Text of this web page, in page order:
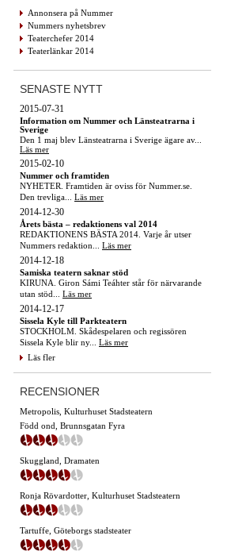
Annonsera på Nummer
Nummers nyhetsbrev
Teaterchefer 2014
Teaterlänkar 2014
SENASTE NYTT
2015-07-31
Information om Nummer och Länsteatrarna i
Sverige
Den 1 maj blev Länsteatrarna i Sverige ägare av...
Läs mer
2015-02-10
Nummer och framtiden
NYHETER. Framtiden är oviss för Nummer.se.
Den trevliga... Läs mer
2014-12-30
Årets bästa – redaktionens val 2014
REDAKTIONENS BÄSTA 2014. Varje år utser
Nummers redaktion... Läs mer
2014-12-18
Samiska teatern saknar stöd
KIRUNA. Giron Sámi Teáhter står för närvarande
utan stöd... Läs mer
2014-12-17
Sissela Kyle till Parkteatern
STOCKHOLM. Skådespelaren och regissören
Sissela Kyle blir ny... Läs mer
Läs fler
RECENSIONER
Metropolis, Kulturhuset Stadsteatern
Född ond, Brunnsgatan Fyra
Skuggland, Dramaten
Ronja Rövardotter, Kulturhuset Stadsteatern
Tartuffe, Göteborgs stadsteater